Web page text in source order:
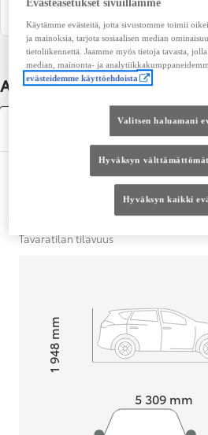
5
Auton lisätiedot
Mitat ja tilavuus
Tavaratilan tilavuus
Pituus
5 309 mm
Korkeus1 948
mm
Evästeasetukset sivuillamme
Käytämme evästeitä, jotta sivustomme toimii
ja mainoksia, tarjota sosiaalisen median
tietoliikennettä. Jaamme myös tietoja tavasta,
median, mainonta- ja
evästeidemme käyttöehdoista
Valitsen haluamani
Hyväksyn
Hyväksyn kaikki